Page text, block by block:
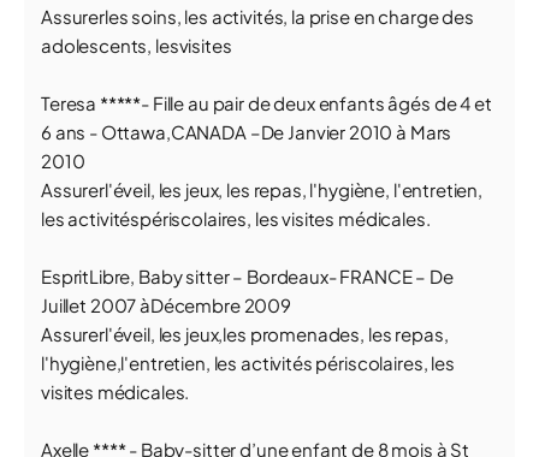
Assurerles soins, les activités, la prise en charge des
adolescents, lesvisites
Teresa *****- Fille au pair de deux enfants âgés de 4 et
6 ans - Ottawa,CANADA –De Janvier 2010 à Mars
2010
Assurerl'éveil, les jeux, les repas, l'hygiène, l'entretien,
les activitéspériscolaires, les visites médicales.
EspritLibre, Baby sitter – Bordeaux- FRANCE – De
Juillet 2007 àDécembre 2009
Assurerl'éveil, les jeux,les promenades, les repas,
l'hygiène,l'entretien, les activités périscolaires, les
visites médicales.
Axelle **** - Baby-sitter d’une enfant de 8 mois à St